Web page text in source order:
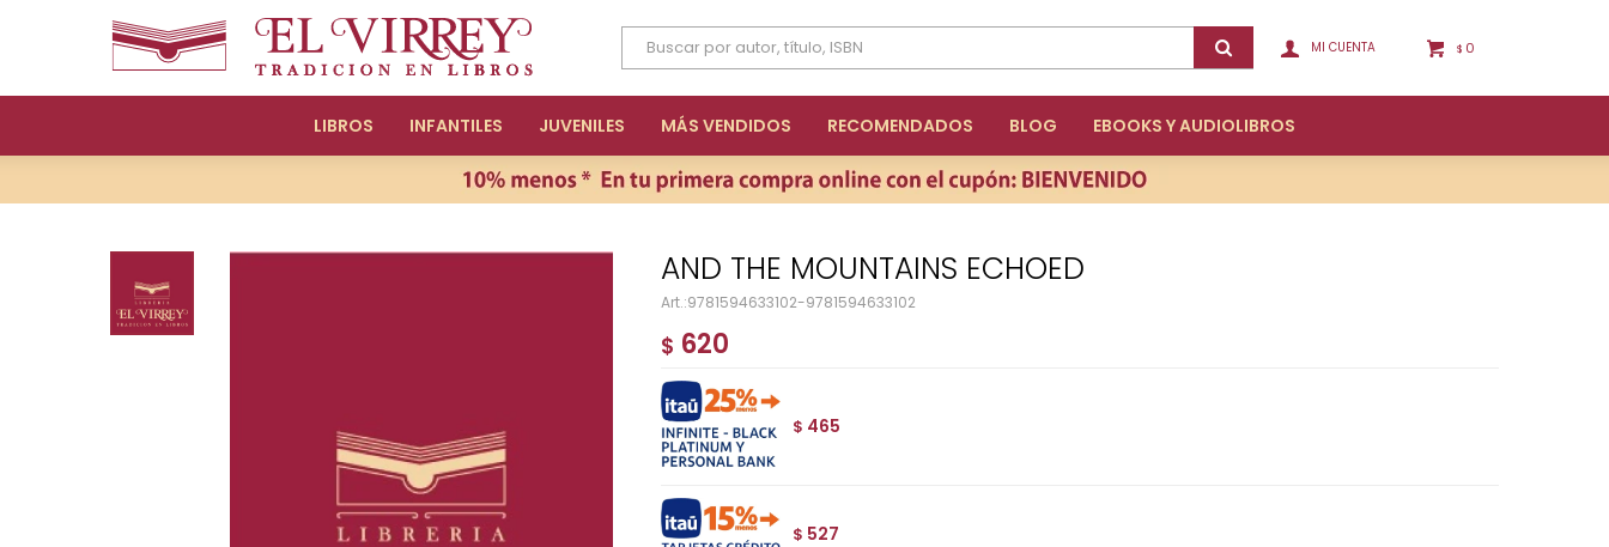
LIBROS INFANTILES JUVENILES MÁS VENDIDOS RECOMENDADOS BLOG EBOOKS Y AUDIOLIBROS
$ 0
AND THE MOUNTAINS ECHOED
9781594633102-9781594633102
$ 620
$ 465
$ 527